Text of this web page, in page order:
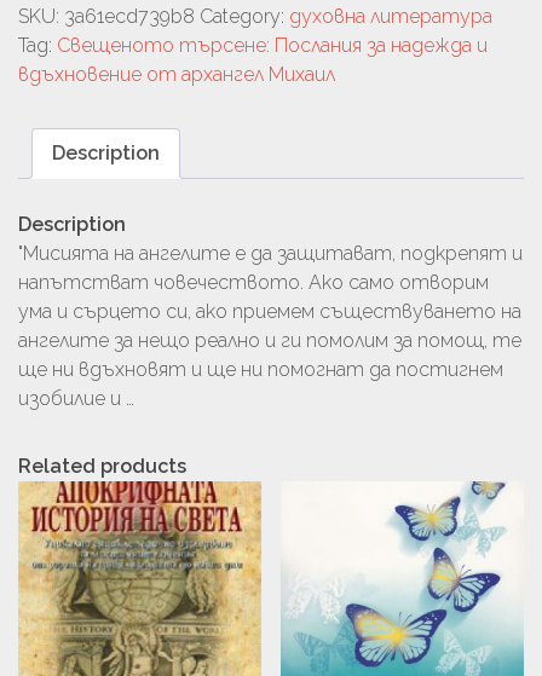
SKU: 3a61ecd739b8 Category: духовна литература
Tag: Свещеното търсене: Послания за надежда и
вдъхновение от архангел Михаил
Description
Description
"Мисията на ангелите е да защитават, подкрепят и
напътстват човечеството. Ако само отворим
ума и сърцето си, ако приемем съществуването на
ангелите за нещо реално и ги помолим за помощ, те
ще ни вдъхновят и ще ни помогнат да постигнем
изобилие и …
Related products